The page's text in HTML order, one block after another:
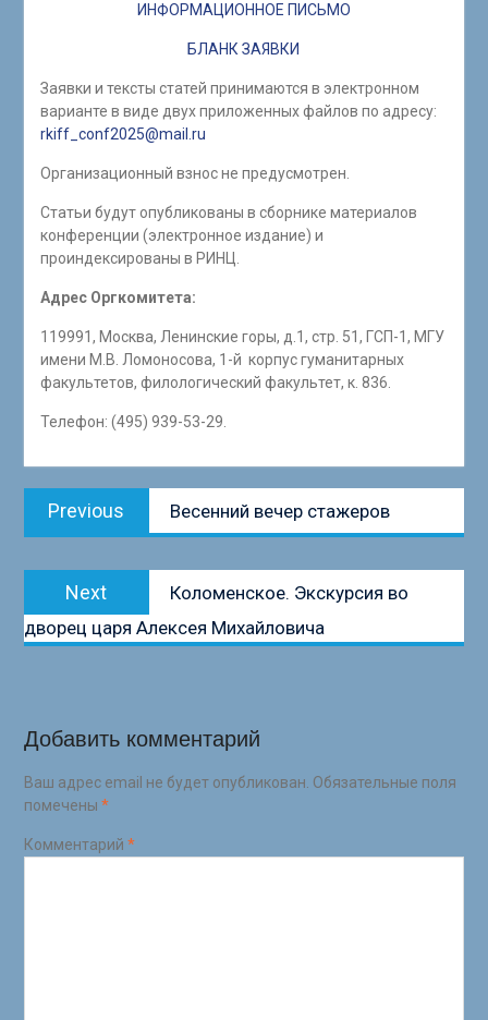
ИНФОРМАЦИОННОЕ ПИСЬМО
БЛАНК ЗАЯВКИ
Заявки и тексты статей принимаются в электронном
варианте в виде двух приложенных файлов по адресу:
rkiff_conf2025@mail.ru
Организационный взнос не предусмотрен.
Статьи будут опубликованы в сборнике материалов
конференции (электронное издание) и
проиндексированы в РИНЦ.
Адрес Оргкомитета:
119991, Москва, Ленинские горы, д.1, стр. 51, ГСП-1, МГУ
имени М.В. Ломоносова, 1-й корпус гуманитарных
факультетов, филологический факультет, к. 836.
Телефон: (495) 939-53-29.
Навигация
Previous
post:
Весенний вечер стажеров
Next
post:
Коломенское. Экскурсия во
дворец царя Алексея Михайловича
Добавить комментарий
Ваш адрес email не будет опубликован. Обязательные поля
помечены *
Комментарий *